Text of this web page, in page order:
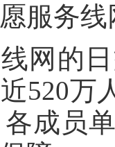
服务线
网的
520万
成员